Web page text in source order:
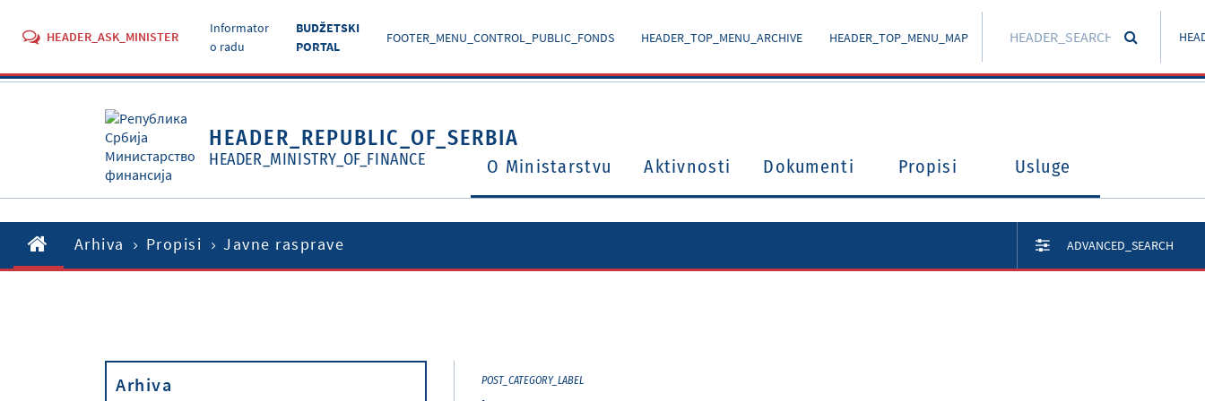
HEADER_ASK_MINISTER
Informator
o radu
BUDŽETSKI
PORTAL
FOOTER_MENU_CONTROL_PUBLIC_FONDS HEADER_TOP_MENU_ARCHIVE HEADER_TOP_MENU_MAP
HEADER_REPUBLIC_OF_SERBIA
HEADER_MINISTRY_OF_FINANCE O Ministarstvu Aktivnosti Dokumenti Propisi Usluge
Arhiva Propisi Javne rasprave ADVANCED_SEARCH
Arhiva POST_CATEGORY_LABEL